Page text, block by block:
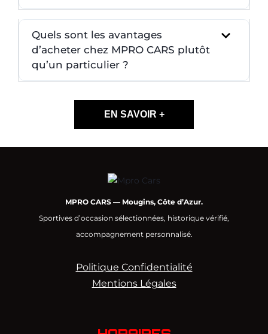
Quels sont les avantages
d’acheter chez MPRO CARS plutôt
qu’un particulier ?
EN SAVOIR +
MPRO CARS — Mougins, Côte d’Azur.
Sportives d’occasion sélectionnées, historique vérifié,
accompagnement personnalisé.
Politique Confidentialité
Mentions Légales